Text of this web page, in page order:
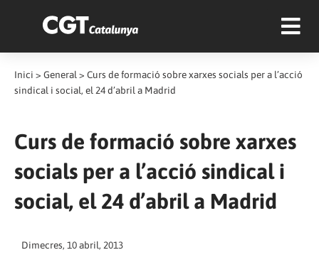
Inici > General > Curs de formació sobre xarxes socials per a l’acció
sindical i social, el 24 d’abril a Madrid
Curs de formació sobre xarxes
socials per a l’acció sindical i
social, el 24 d’abril a Madrid
Dimecres, 10 abril, 2013